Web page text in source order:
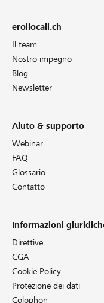
eroilocali.ch
Il team
Nostro impegno
Blog
Newsletter
Aiuto & supporto
Webinar
FAQ
Glossario
Contatto
Informazioni
Direttive
CGA
Cookie Policy
Protezione dei dati
Colophon